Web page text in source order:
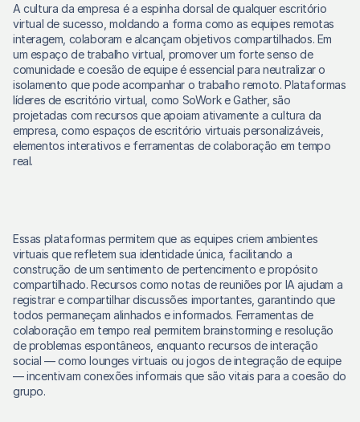
A cultura da empresa é a espinha dorsal de qualquer escritório
virtual de sucesso, moldando a forma como as equipes remotas
interagem, colaboram e alcançam objetivos compartilhados. Em
um espaço de trabalho virtual, promover um forte senso de
comunidade e coesão de equipe é essencial para neutralizar o
isolamento que pode acompanhar o trabalho remoto. Plataformas
líderes de escritório virtual, como SoWork e Gather, são
projetadas com recursos que apoiam ativamente a cultura da
empresa, como espaços de escritório virtuais personalizáveis,
elementos interativos e ferramentas de colaboração em tempo
real.
Essas plataformas permitem que as equipes criem ambientes
virtuais que refletem sua identidade única, facilitando a
construção de um sentimento de pertencimento e propósito
compartilhado. Recursos como notas de reuniões por IA ajudam a
registrar e compartilhar discussões importantes, garantindo que
todos permaneçam alinhados e informados. Ferramentas de
colaboração em tempo real permitem brainstorming e resolução
de problemas espontâneos, enquanto recursos de interação
social — como lounges virtuais ou jogos de integração de equipe
— incentivam conexões informais que são vitais para a coesão do
grupo.